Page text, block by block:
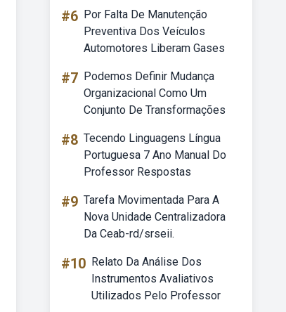
#6 Por Falta De Manutenção
Preventiva Dos Veículos
Automotores Liberam Gases
#7 Podemos Definir Mudança
Organizacional Como Um
Conjunto De Transformações
#8 Tecendo Linguagens Língua
Portuguesa 7 Ano Manual Do
Professor Respostas
#9 Tarefa Movimentada Para A
Nova Unidade Centralizadora
Da Ceab-rd/srseii.
#10 Relato Da Análise Dos
Instrumentos Avaliativos
Utilizados Pelo Professor